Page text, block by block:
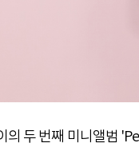
의 두 번째 미니앨범